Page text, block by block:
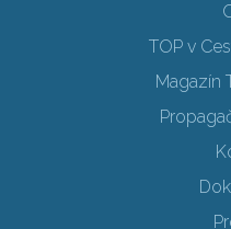
TOP v
Magazín